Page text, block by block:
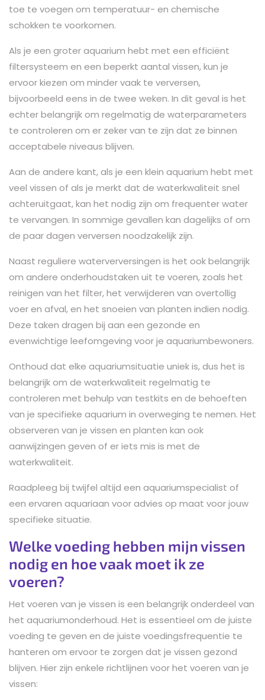
toe te voegen om temperatuur- en chemische
schokken te voorkomen.
Als je een groter aquarium hebt met een efficiënt
filtersysteem en een beperkt aantal vissen, kun je
ervoor kiezen om minder vaak te verversen,
bijvoorbeeld eens in de twee weken. In dit geval is het
echter belangrijk om regelmatig de waterparameters
te controleren om er zeker van te zijn dat ze binnen
acceptabele niveaus blijven.
Aan de andere kant, als je een klein aquarium hebt met
veel vissen of als je merkt dat de waterkwaliteit snel
achteruitgaat, kan het nodig zijn om frequenter water
te vervangen. In sommige gevallen kan dagelijks of om
de paar dagen verversen noodzakelijk zijn.
Naast reguliere waterverversingen is het ook belangrijk
om andere onderhoudstaken uit te voeren, zoals het
reinigen van het filter, het verwijderen van overtollig
voer en afval, en het snoeien van planten indien nodig.
Deze taken dragen bij aan een gezonde en
evenwichtige leefomgeving voor je aquariumbewoners.
Onthoud dat elke aquariumsituatie uniek is, dus het is
belangrijk om de waterkwaliteit regelmatig te
controleren met behulp van testkits en de behoeften
van je specifieke aquarium in overweging te nemen. Het
observeren van je vissen en planten kan ook
aanwijzingen geven of er iets mis is met de
waterkwaliteit.
Raadpleeg bij twijfel altijd een aquariumspecialist of
een ervaren aquariaan voor advies op maat voor jouw
specifieke situatie.
Welke voeding hebben mijn vissen
nodig en hoe vaak moet ik ze
voeren?
Het voeren van je vissen is een belangrijk onderdeel van
het aquariumonderhoud. Het is essentieel om de juiste
voeding te geven en de juiste voedingsfrequentie te
hanteren om ervoor te zorgen dat je vissen gezond
blijven. Hier zijn enkele richtlijnen voor het voeren van je
vissen: